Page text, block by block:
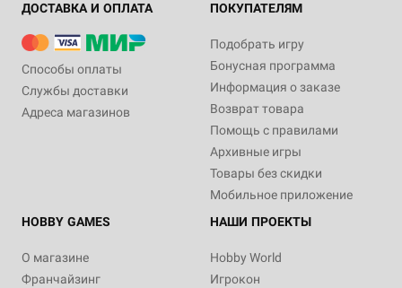
ДОСТАВКА И ОПЛАТА
Способы оплаты
Службы доставки
Адреса магазинов
ПОКУПАТЕЛЯМ
Подобрать игру
Бонусная программа
Информация о заказе
Возврат товара
Помощь с правилами
Архивные игры
Товары без скидки
Мобильное приложение
HOBBY GAMES
О магазине
Франчайзинг
НАШИ ПРОЕКТЫ
Hobby World
Игрокон